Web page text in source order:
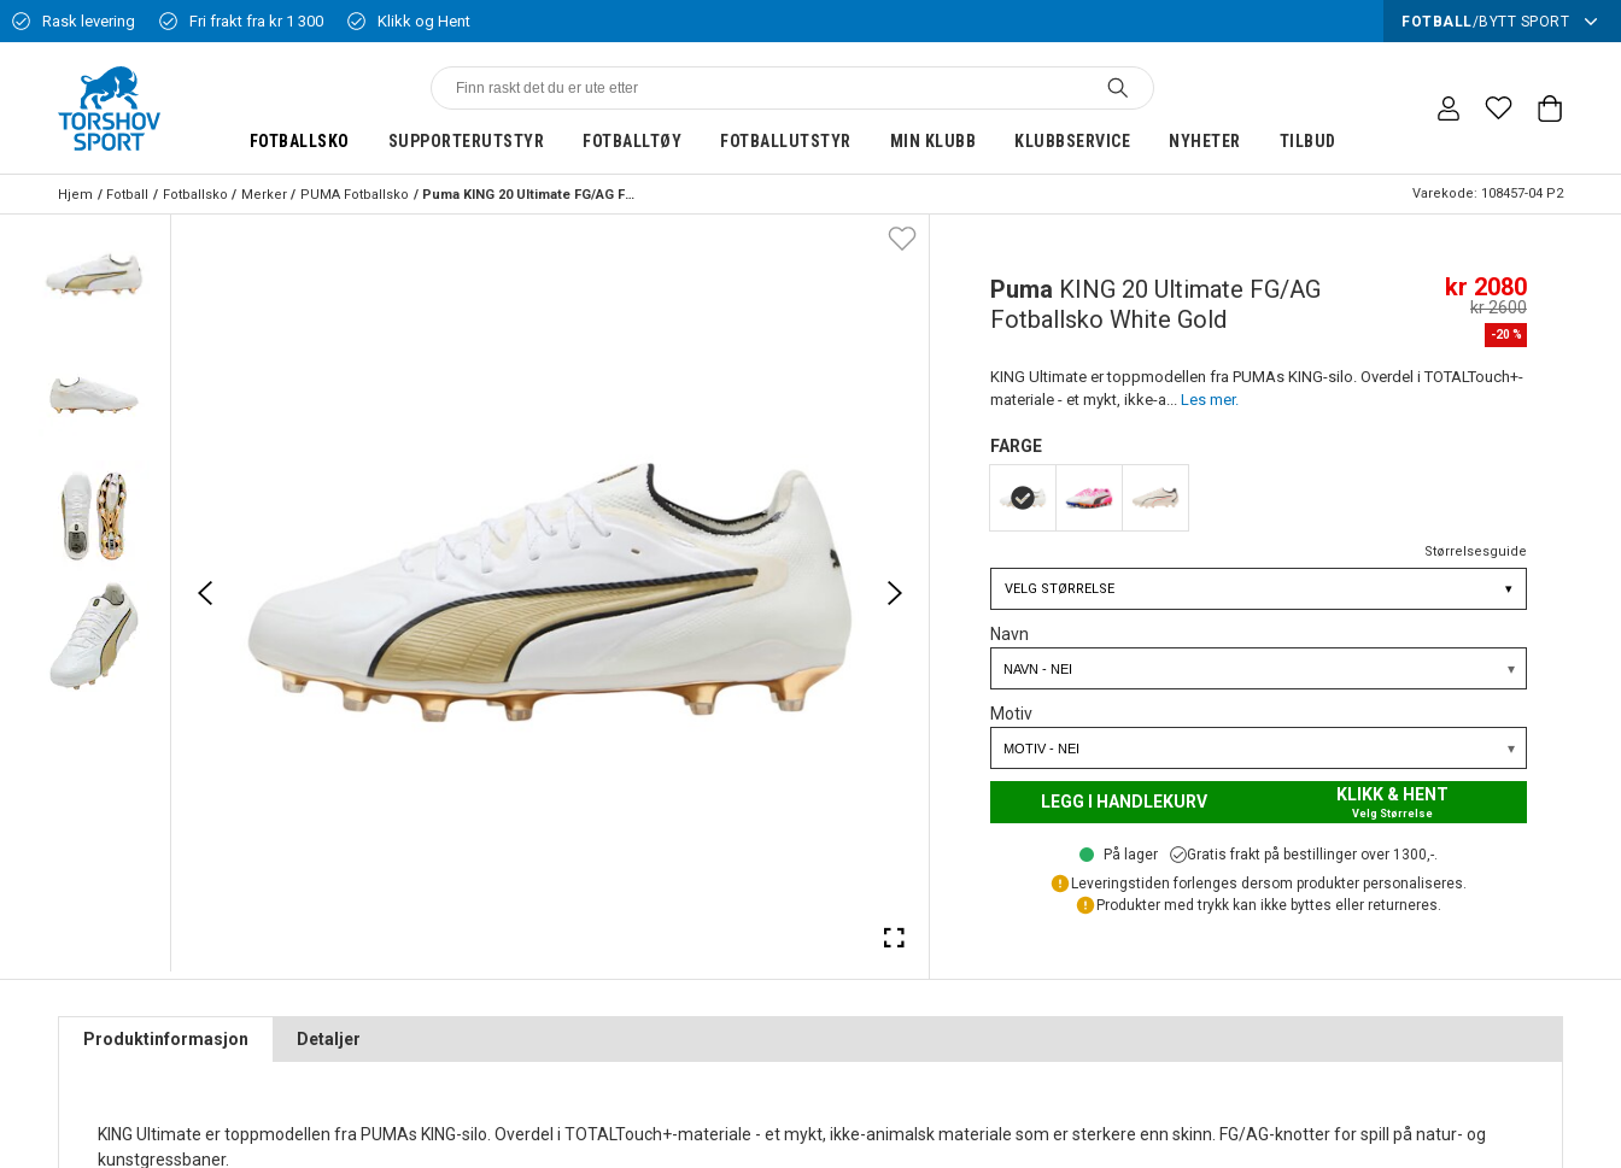
Rask levering Fri frakt fra kr 1 300 Klikk og Hent FOTBALL/BYTT SPORT
FOTBALLSKO SUPPORTERUTSTYR FOTBALLTØY FOTBALLUTSTYR MIN KLUBB KLUBBSERVICE NYHETER TILBUD
Hjem Fotball Fotballsko Merker PUMA Fotballsko Puma KING 20 Ultimate FG/AG Fotballsko White Gold Varekode: 108457-04 P2
-20 %
Puma KING 20 Ultimate FG/AG
Fotballsko White Gold
kr 2080
kr 2600
KING Ultimate er toppmodellen fra PUMAs KING-silo. Overdel i TOTALTouch+-
materiale - et mykt, ikke-a... Les mer.
FARGE
Størrelsesguide
VELG STØRRELSE ▾
Navn
Motiv
LEGG I HANDLEKURV KLIKK & HENT
Velg Størrelse
På lager
Gratis frakt på bestillinger over 1300,-.
Leveringstiden forlenges dersom produkter personaliseres.
Produkter med trykk kan ikke byttes eller returneres.
Produktinformasjon Detaljer
KING Ultimate er toppmodellen fra PUMAs KING-silo. Overdel i TOTALTouch+-materiale - et mykt, ikke-animalsk materiale som er sterkere enn skinn. FG/AG-knotter for spill på natur- og
kunstgressbaner.